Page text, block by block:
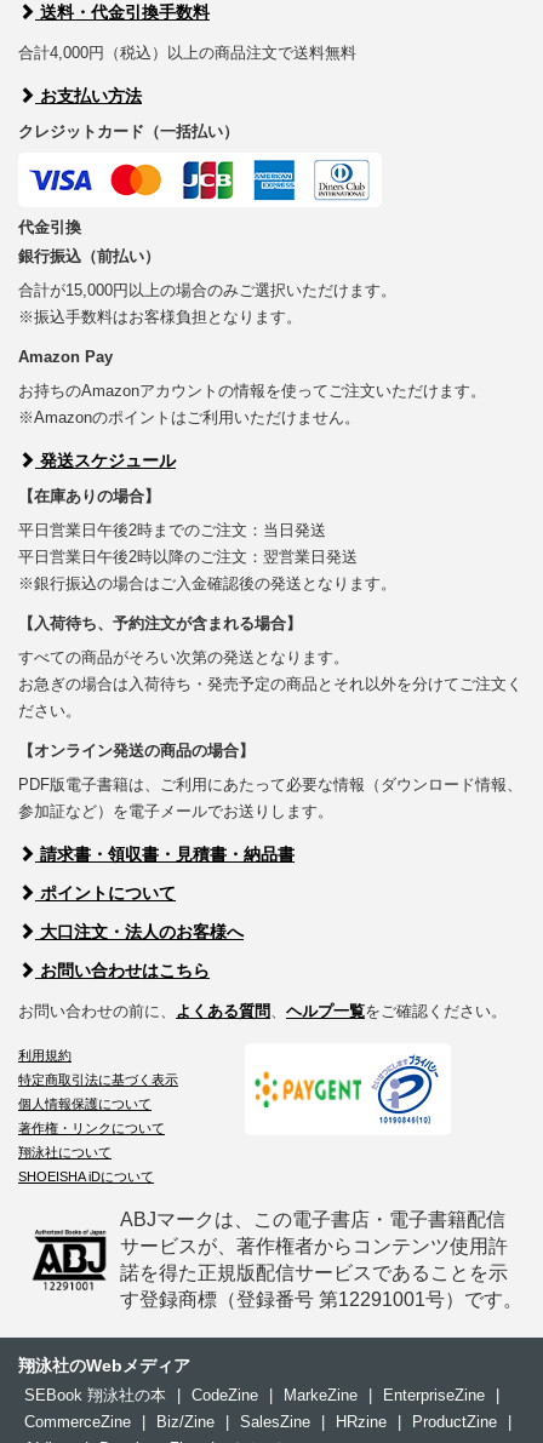
送料・代金引換手数料
合計4,000円（税込）以上の商品注文で送料無料
お支払い方法
クレジットカード（一括払い）
代金引換
銀行振込（前払い）
合計が15,000円以上の場合のみご選択いただけます。
※振込手数料はお客様負担となります。
Amazon Pay
お持ちのAmazonアカウントの情報を使ってご注文いただけます。
※Amazonのポイントはご利用いただけません。
発送スケジュール
【在庫ありの場合】
平日営業日午後2時までのご注文：当日発送
平日営業日午後2時以降のご注文：翌営業日発送
※銀行振込の場合はご入金確認後の発送となります。
【入荷待ち、予約注文が含まれる場合】
すべての商品がそろい次第の発送となります。
お急ぎの場合は入荷待ち・発売予定の商品とそれ以外を分けてご注文く
ださい。
【オンライン発送の商品の場合】
PDF版電子書籍は、ご利用にあたって必要な情報（ダウンロード情報、
参加証など）を電子メールでお送りします。
請求書・領収書・見積書・納品書
ポイントについて
大口注文・法人のお客様へ
お問い合わせはこちら
お問い合わせの前に、 よくある質問 ヘルプ一覧をご確認ください。
利用規約
特定商取引法に基づく表示
個人情報保護について
著作権・リンクについて
翔泳社について
SHOEISHA iDについて
ABJマークは、この電子書店・電子書籍配信
サービスが、著作権者からコンテンツ使用許
諾を得た正規版配信サービスであることを示
す登録商標（登録番号 第12291001号）です。
翔泳社のWebメディア
SEBook 翔泳社の本 | CodeZine | MarkeZine | EnterpriseZine
|
CommerceZine
| Biz/Zine | SalesZine | HRzine | ProductZine
|